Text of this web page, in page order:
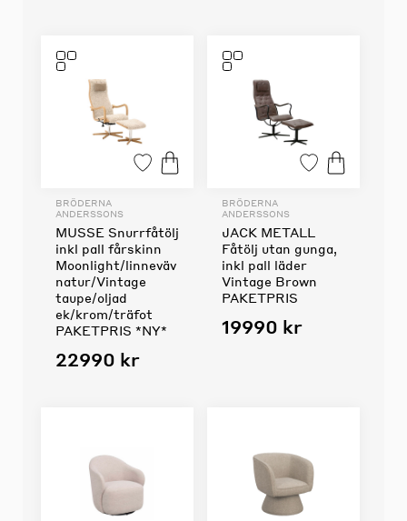
BRÖDERNA
ANDERSSONS
MUSSE Snurrfåtölj
inkl pall fårskinn
Moonlight/linneväv
natur/Vintage
taupe/oljad
ek/krom/träfot
PAKETPRIS *NY*
22990 kr
BRÖDERNA
ANDERSSONS
JACK METALL
Fåtölj utan gunga,
inkl pall läder
Vintage Brown
PAKETPRIS
19990 kr